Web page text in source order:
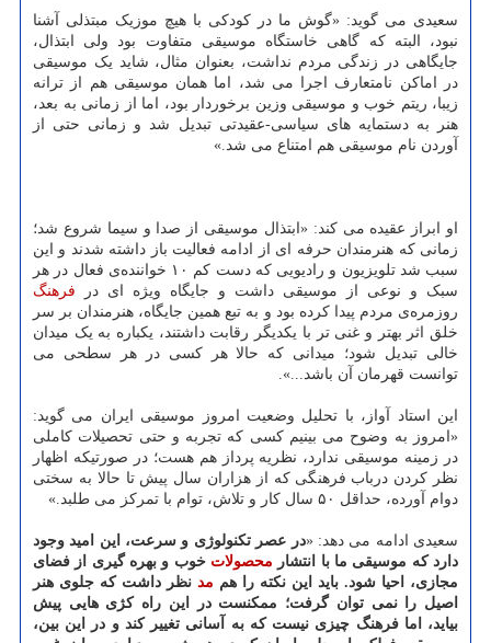
سعیدی می گوید: «گوش ما در کودکی با هیچ موزیک مبتذلی آشنا
نبود، البته که گاهی خاستگاه موسیقی متفاوت بود ولی ابتذال،
جایگاهی در زندگی مردم نداشت، بعنوان مثال، شاید یک موسیقی
در اماکن نامتعارف اجرا می شد، اما همان موسیقی هم از ترانه
زیبا، ریتم خوب و موسیقی وزین برخوردار بود، اما از زمانی به بعد،
هنر به دستمایه های سیاسی-عقیدتی تبدیل شد و زمانی حتی از
آوردن نام موسیقی هم امتناع می شد.»
او ابراز عقیده می کند: «ابتذال موسیقی از صدا و سیما شروع شد؛
زمانی که هنرمندان حرفه ای از ادامه فعالیت باز داشته شدند و این
سبب شد تلویزیون و رادیویی که دست کم ۱۰ خواننده‌ی فعال در هر
سبک و نوعی از موسیقی داشت و جایگاه ویژه ای در فرهنگ
روزمره‌ی مردم پیدا کرده بود و به تبع همین جایگاه، هنرمندان بر سر
خلق اثر بهتر و غنی تر با یکدیگر رقابت داشتند، یکباره به یک میدان
خالی تبدیل شود؛ میدانی که حالا هر کسی در هر سطحی می
توانست قهرمان آن باشد...».
این استاد آواز، با تحلیل وضعیت امروز موسیقی ایران می گوید:
«امروز به وضوح می بینیم کسی که تجربه و حتی تحصیلات کاملی
در زمینه موسیقی ندارد، نظریه پرداز هم هست؛ در صورتیکه اظهار
نظر کردن درباب فرهنگی که از هزاران سال پیش تا حالا به سختی
دوام آورده، حداقل ۵۰ سال کار و تلاش، توام با تمرکز می طلبد.»
سعیدی ادامه می دهد: «در عصر تکنولوژی و سرعت، این امید وجود
دارد که موسیقی ما با انتشار محصولات خوب و بهره گیری از فضای
مجازی، احیا شود. باید این نکته را هم مد نظر داشت که جلوی هنر
اصیل را نمی توان گرفت؛ ممکنست در این راه کژی هایی پیش
بیاید، اما فرهنگ چیزی نیست که به آسانی تغییر کند و در این بین،